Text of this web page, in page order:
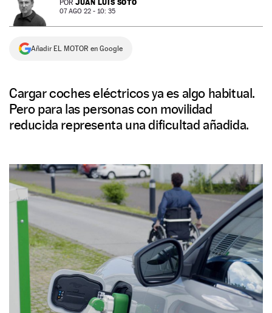
NEWSLETTER
SÍGUENOS
POR JUAN LUIS SOTO
07 AGO 22 - 10: 35
Añadir EL MOTOR en Google
Cargar coches eléctricos ya es algo habitual.
Pero para las personas con movilidad
reducida representa una dificultad añadida.